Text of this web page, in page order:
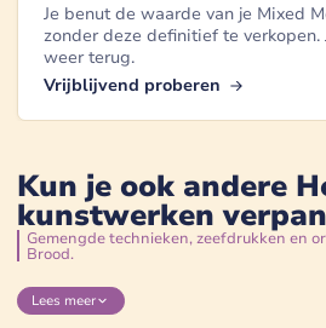
Je benut de waarde van je Mixed
zonder deze definitief te verkopen.
weer terug.
Vrijblijvend proberen
Kun je ook andere
kunstwerken
Gemengde technieken, zeefdrukken en
Brood.
Lees meer